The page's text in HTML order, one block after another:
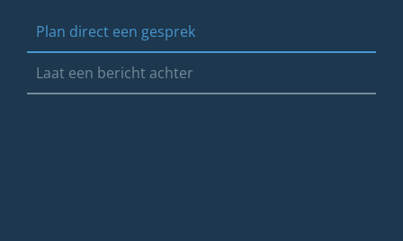
Plan direct een gesprek
Laat een bericht achter